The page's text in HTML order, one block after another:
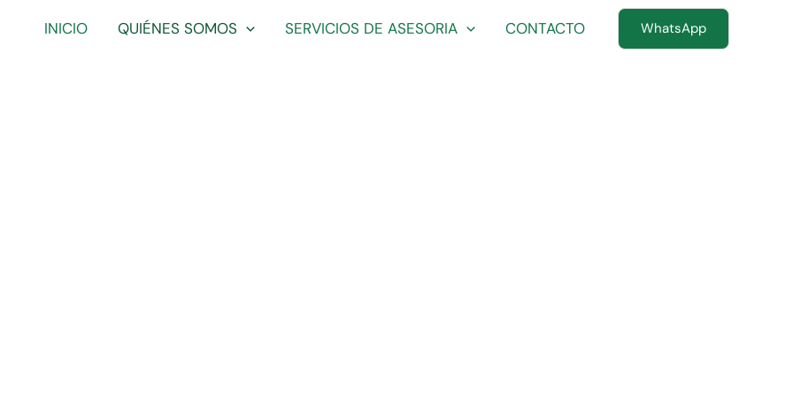
INICIO QUIÉNES SOMOS SERVICIOS DE ASESORIA CONTACTO WhatsApp